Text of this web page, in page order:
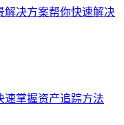
解决方案帮你快速解决
速掌握资产追踪方法